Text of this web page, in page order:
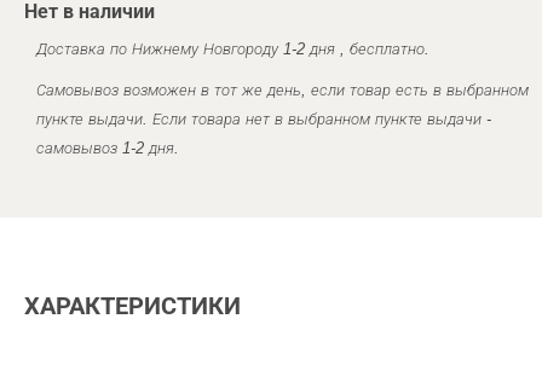
Нет в наличии
Доставка по Нижнему Новгороду 1-2 дня , бесплатно.
Самовывоз возможен в тот же день, если товар есть в выбранном
пункте выдачи. Если товара нет в выбранном пункте выдачи -
самовывоз 1-2 дня.
ХАРАКТЕРИСТИКИ